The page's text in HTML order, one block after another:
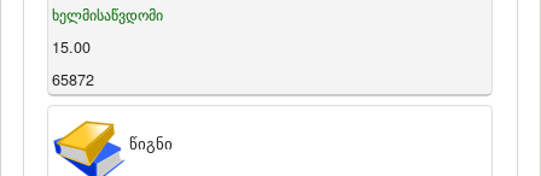
ხელმისაწვდომი
15.00
65872
წიგნი